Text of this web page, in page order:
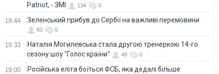
Patriot, - ЗМІ
134 0
19:44 Зеленський прибув до Сербії на важливі перемовини
83 0
19:33
Наталія Могилевська стала другою тренеркою 14-го
сезону шоу "Голос країни"
49 0
19:00
Російська еліта боїться ФСБ, яка дедалі більше